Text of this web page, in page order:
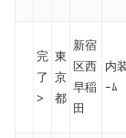
完
了
>
東
京
都
新宿
区西
早稲
田
内
ｰﾑ